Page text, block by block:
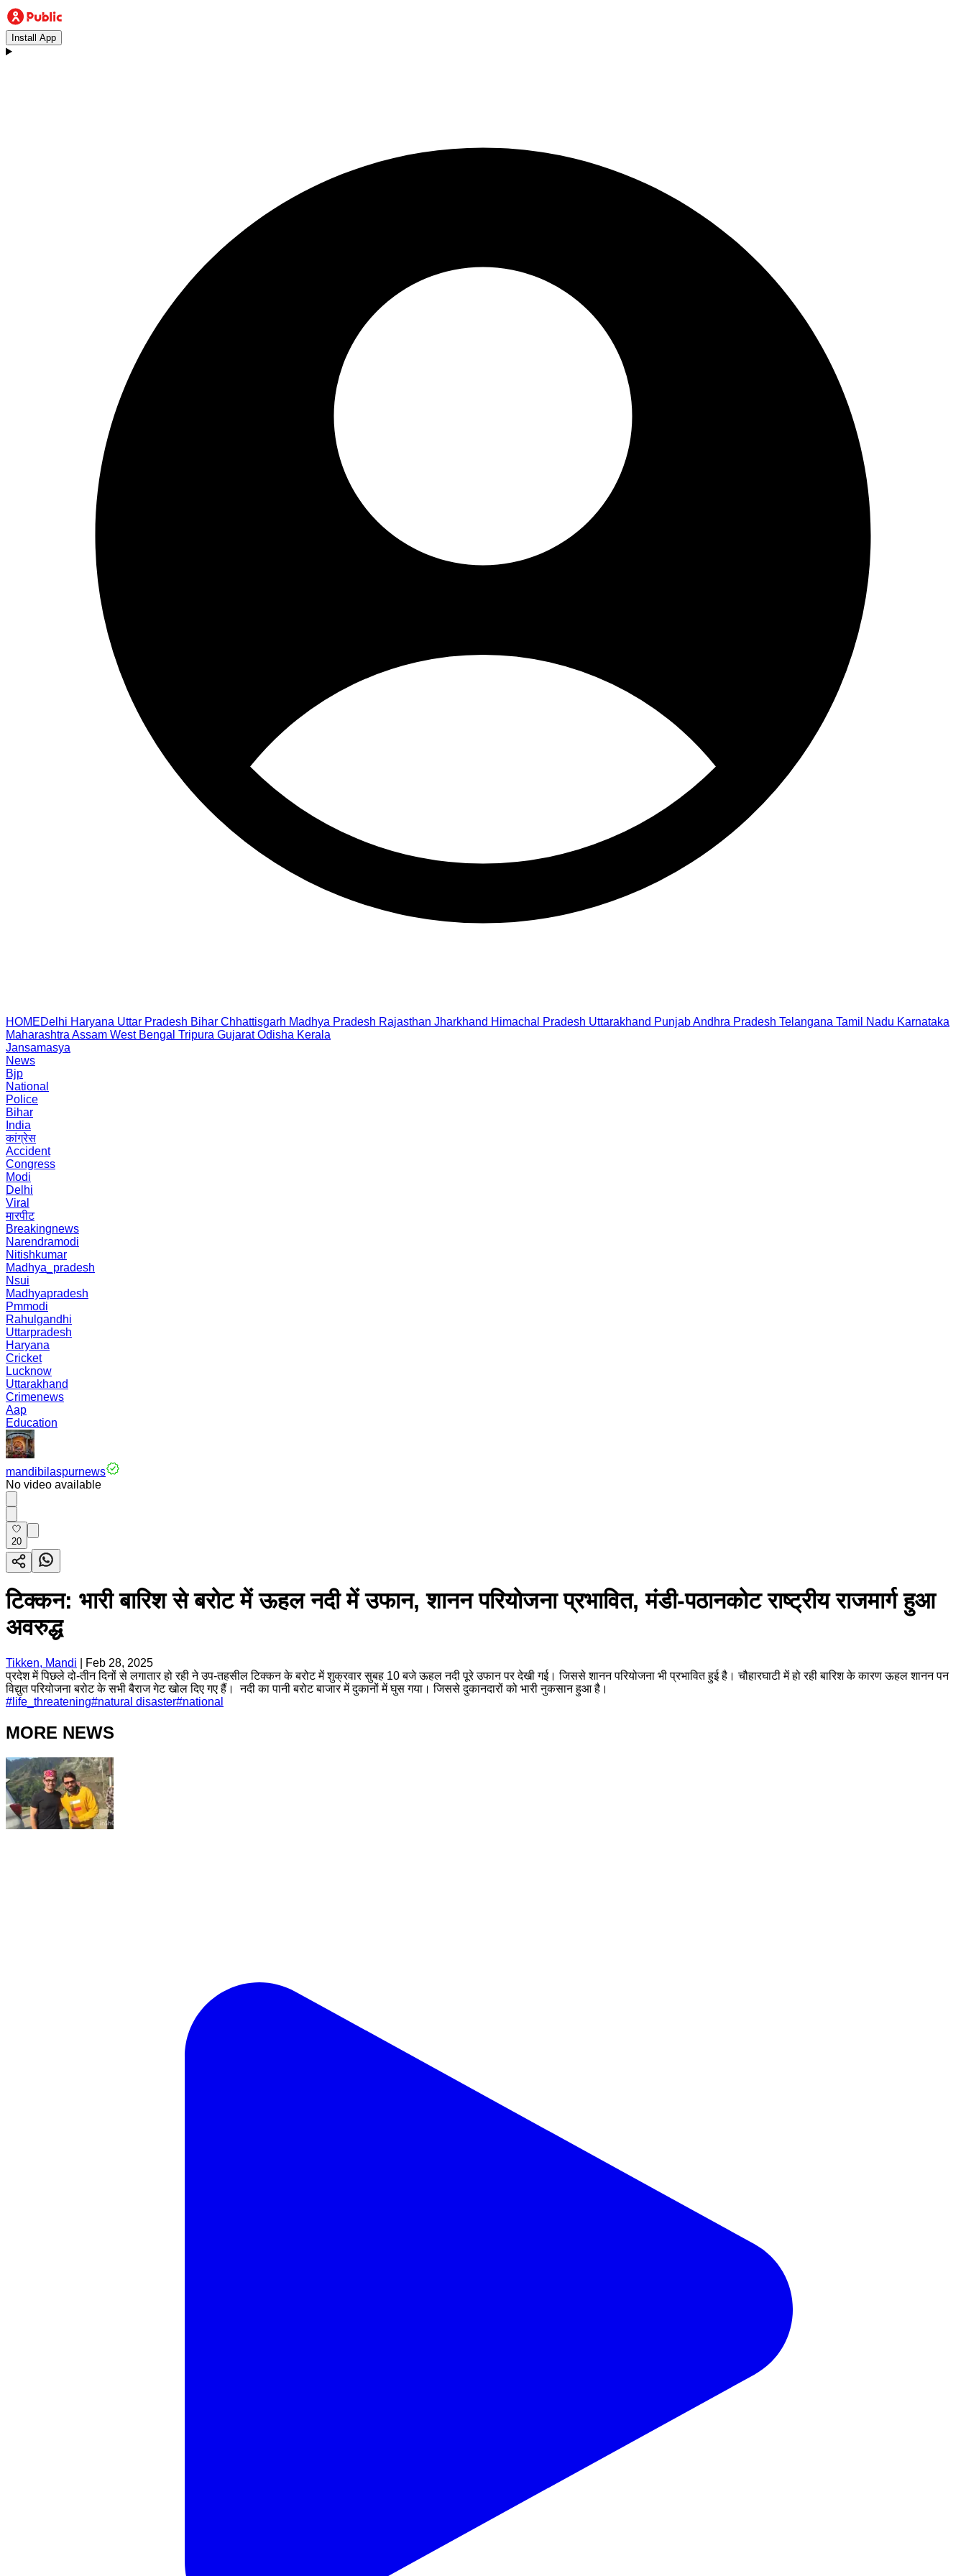
Install App
HOMEDelhi Haryana Uttar Pradesh Bihar Chhattisgarh Madhya Pradesh Rajasthan Jharkhand Himachal Pradesh Uttarakhand PunjabAndhra Pradesh Telangana Tamil Nadu Karnataka
Maharashtra Assam West Bengal Tripura Gujarat Odisha Kerala
Jansamasya
News
Bjp
National
Police
Bihar
India
कांग्रेस
Accident
Congress
Modi
Delhi
Viral
मारपीट
Breakingnews
Narendramodi
Nitishkumar
Madhya_pradesh
Nsui
Madhyapradesh
Pmmodi
Rahulgandhi
Uttarpradesh
Haryana
Cricket
Lucknow
Uttarakhand
Crimenews
Aap
Education
mandibilaspurnews
No video available
20
टिक्कन: भारी बारिश से बरोट में ऊहल नदी में उफान, शानन परियोजना प्रभावित, मंडी-पठानकोट राष्ट्रीय राजमार्ग हुआ
अवरुद्ध
Tikken, Mandi
Feb 28, 2025
प्रदेश में पिछले दो-तीन दिनों से लगातार हो रही ने उप-तहसील टिक्कन के बरोट में शुक्रवार सुबह 10 बजे ऊहल नदी पूरे उफान पर देखी गई। जिससे शानन परियोजना भी प्रभावित हुई है। चौहारघाटी में हो रही बारिश के कारण ऊहल शानन पन
विद्युत परियोजना बरोट के सभी बैराज गेट खोल दिए गए हैं। नदी का पानी बरोट बाजार में दुकानों में घुस गया। जिससे दुकानदारों को भारी नुकसान हुआ है।
# life_threatening#natural disaster#national
MORE NEWS